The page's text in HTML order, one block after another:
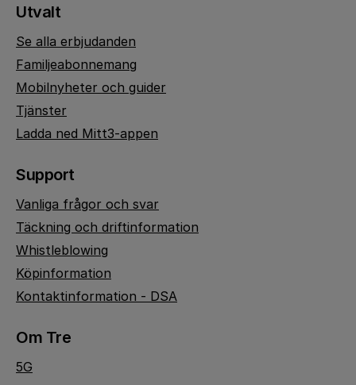
Utvalt
Se alla erbjudanden
Familjeabonnemang
Mobilnyheter och guider
Tjänster
Ladda ned Mitt3-appen
Support
Vanliga frågor och svar
Täckning och driftinformation
Whistleblowing
Köpinformation
Kontaktinformation - DSA
Om Tre
5G